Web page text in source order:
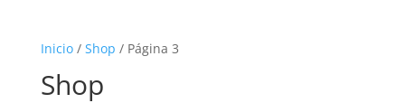
Inicio/ Shop / Página 3
Shop